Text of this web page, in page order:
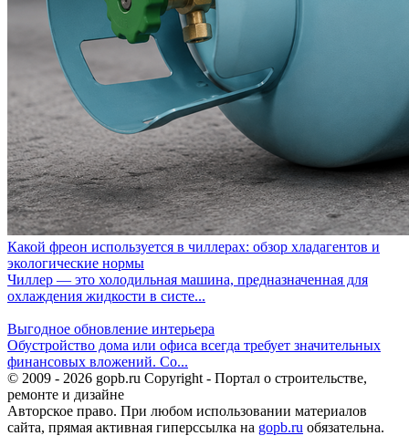
Какой фреон используется в чиллерах: обзор хладагентов и
экологические нормы
Чиллер — это холодильная машина, предназначенная для
охлаждения жидкости в систе...
Выгодное обновление интерьера
Обустройство дома или офиса всегда требует значительных
финансовых вложений. Со...
© 2009 - 2026 gopb.ru Copyright - Портал о строительстве,
ремонте и дизайне
Авторское право. При любом использовании материалов
сайта, прямая активная гиперссылка на gopb.ru обязательна.